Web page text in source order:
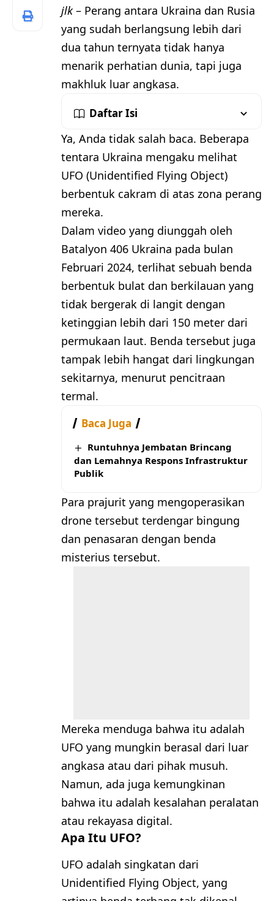
jlk– Perang antara Ukraina dan Rusia
yang sudah berlangsung lebih dari
dua tahun ternyata tidak hanya
menarik perhatian dunia, tapi juga
makhluk luar angkasa.
Daftar Isi
Ya, Anda tidak salah baca. Beberapa
tentara Ukraina mengaku melihat
UFO (Unidentified Flying Object)
berbentuk cakram di atas zona perang
mereka.
Dalam video yang diunggah oleh
Batalyon 406 Ukraina pada bulan
Februari 2024, terlihat sebuah benda
berbentuk bulat dan berkilauan yang
tidak bergerak di langit dengan
ketinggian lebih dari 150 meter dari
permukaan laut. Benda tersebut juga
tampak lebih hangat dari lingkungan
sekitarnya, menurut pencitraan
termal.
Baca Juga
Runtuhnya Jembatan Brincang
dan Lemahnya Respons Infrastruktur
Publik
Para prajurit yang mengoperasikan
drone tersebut terdengar bingung
dan penasaran dengan benda
misterius tersebut.
Mereka menduga bahwa itu adalah
UFO yang mungkin berasal dari luar
angkasa atau dari pihak musuh.
Namun, ada juga kemungkinan
bahwa itu adalah kesalahan peralatan
atau rekayasa digital.
Apa Itu UFO?
UFO adalah singkatan dari
Unidentified Flying Object, yang